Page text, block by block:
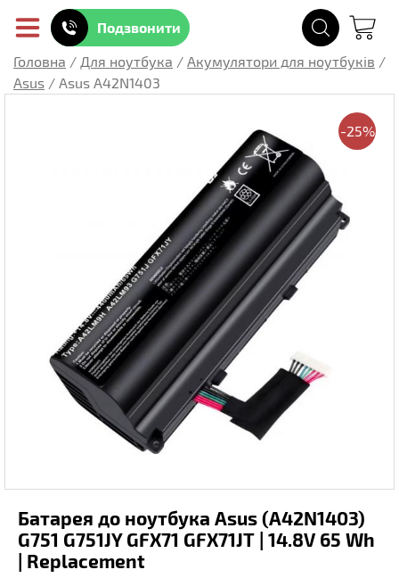
Подзвонити
Головна / Для ноутбука / Акумулятори для ноутбуків /
Asus / Asus A42N1403
-25%
Батарея до ноутбука Asus (A42N1403)
G751 G751JY GFX71 GFX71JT | 14.8V 65 Wh
| Replacement